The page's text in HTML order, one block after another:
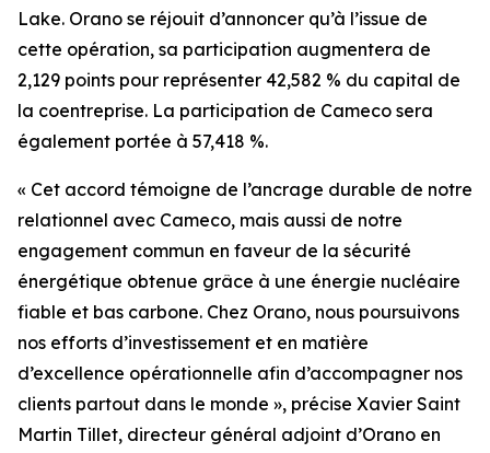
Lake. Orano se réjouit d’annoncer qu’à l’issue de
cette opération, sa participation augmentera de
2,129 points pour représenter 42,582 % du capital de
la coentreprise. La participation de Cameco sera
également portée à 57,418 %.
« Cet accord témoigne de l’ancrage durable de notre
relationnel avec Cameco, mais aussi de notre
engagement commun en faveur de la sécurité
énergétique obtenue grâce à une énergie nucléaire
fiable et bas carbone. Chez Orano, nous poursuivons
nos efforts d’investissement et en matière
d’excellence opérationnelle afin d’accompagner nos
clients partout dans le monde », précise Xavier Saint
Martin Tillet, directeur général adjoint d’Orano en